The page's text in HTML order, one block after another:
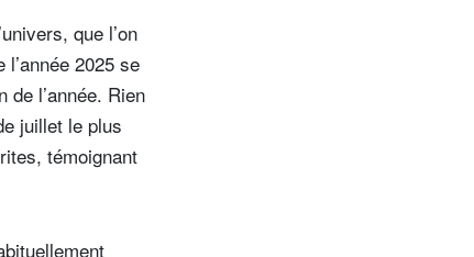
que l’on
2025 se
de l’année. Rien
juillet le plus
témoignant